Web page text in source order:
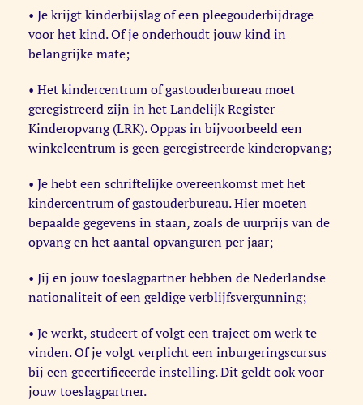
• Je krijgt kinderbijslag of een pleegouderbijdrage
voor het kind. Of je onderhoudt jouw kind in
belangrijke mate;
• Het kindercentrum of gastouderbureau moet
geregistreerd zijn in het Landelijk Register
Kinderopvang (LRK). Oppas in bijvoorbeeld een
winkelcentrum is geen geregistreerde kinderopvang;
• Je hebt een schriftelijke overeenkomst met het
kindercentrum of gastouderbureau. Hier moeten
bepaalde gegevens in staan, zoals de uurprijs van de
opvang en het aantal opvanguren per jaar;
• Jij en jouw toeslagpartner hebben de Nederlandse
nationaliteit of een geldige verblijfsvergunning;
• Je werkt, studeert of volgt een traject om werk te
vinden. Of je volgt verplicht een inburgeringscursus
bij een gecertificeerde instelling. Dit geldt ook voor
jouw toeslagpartner.